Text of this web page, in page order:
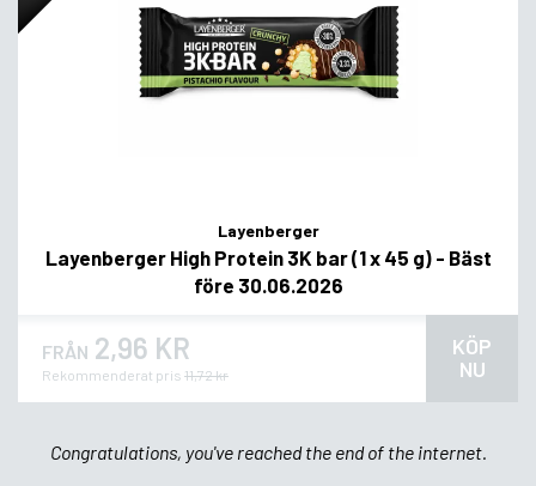
Layenberger
Layenberger High Protein 3K bar (1 x 45 g) - Bäst
före 30.06.2026
FRÅN 2,96 KR
Rekommenderat pris 11,72 kr
KÖP
NU
Congratulations, you've reached the end of the internet.